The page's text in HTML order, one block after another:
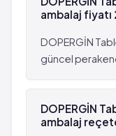
Kusma
Iştah kaybı
Çarpıntı
Kas kasılmaları
Kabus
Nefes almada
Zihin karışıklğı
Eritromelalji
ambalaj fiyatı
DOPERGİN
güncel
DOPERGİN
ambalaj